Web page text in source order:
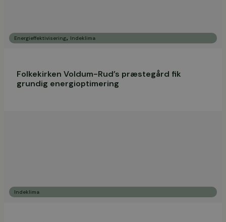
Energieffektivisering, Indeklima
Folkekirken Voldum-Rud’s præstegård fik
grundig energioptimering
Indeklima